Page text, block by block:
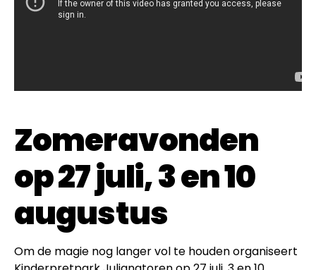
Zomeravonden
op 27 juli, 3 en 10
augustus
Om de magie nog langer vol te houden organiseert